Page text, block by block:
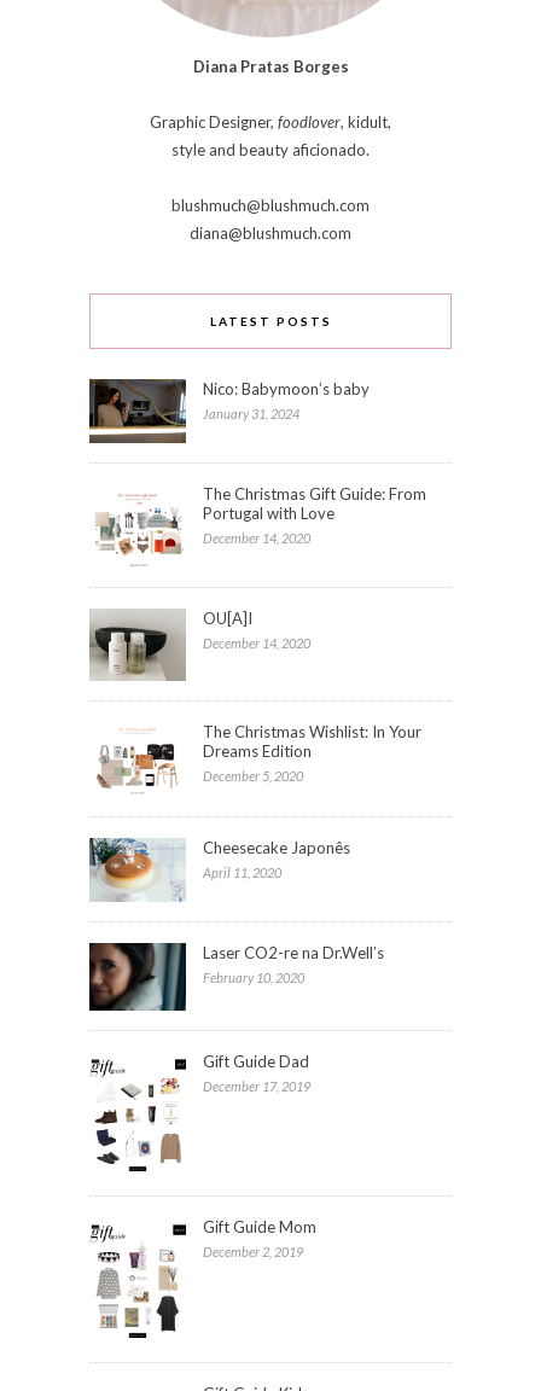
Diana Pratas Borges
Graphic Designer, foodlover, kidult,
style and beauty aficionado.
blushmuch@blushmuch.com
diana@blushmuch.com
LATEST POSTS
Nico: Babymoon’s baby
January 31, 2024
The Christmas Gift Guide: From
Portugal with Love
December 14, 2020
OU[A]I
December 14, 2020
The Christmas Wishlist: In Your
Dreams Edition
December 5, 2020
Cheesecake Japonês
April 11, 2020
Laser CO2-re na Dr.Well’s
February 10, 2020
Gift Guide Dad
December 17, 2019
Gift Guide Mom
December 2, 2019